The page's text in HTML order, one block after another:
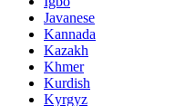
Javanese
Kannada
Kazakh
Khmer
Kurdish
Kyrgyz